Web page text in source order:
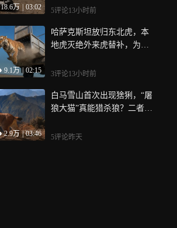
18.6万 03:02 5评论13小时前
9.1万 02:15
哈萨克斯坦放归东北虎，本
地虎灭绝外来虎替补，为何
3评论13小时前
2.9万 | 03:46
白马雪山首次出现猞猁，“屠
狼大猫”真能猎杀狼？二者都
5评论昨天